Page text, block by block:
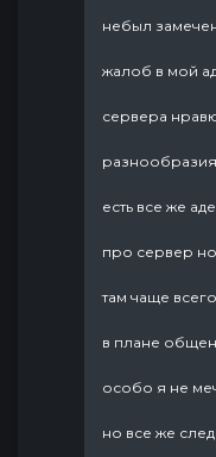
небыл
жалоб в мой
сервера
есть все же
про сервер
там чаще
в плане
особо я не
но все же